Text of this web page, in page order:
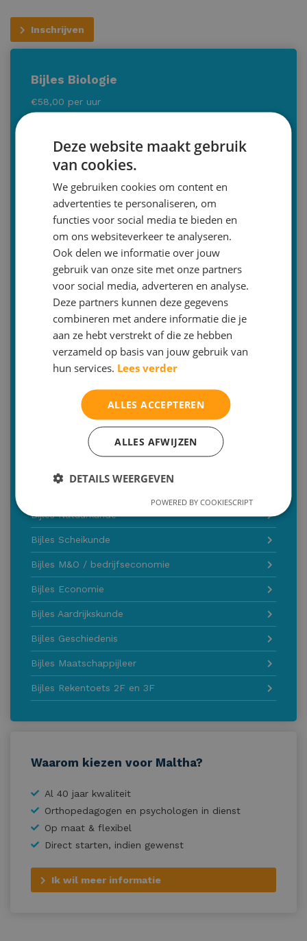
Inschrijven
Bijles Biologie
€58,00 per uur
Minimale afname: 4 lessen
Bilthoven | Zeist | Utrecht | Online | aan huis
(tarief op aanvraag)
030-2293579 (optie 2)
info@malthastudiecoaching.nl
Inschrijven
Of bent u op zoek naar een andere bijles
Bijles Nederlands
Bijles Engels
Bijles Natuurkunde
Bijles Scheikunde
Bijles M&O / bedrijfseconomie
Bijles Economie
Bijles Aardrijkskunde
Bijles Geschiedenis
Bijles Maatschappijleer
Bijles Rekentoets 2F en 3F
Waarom kiezen voor Maltha?
Al 40 jaar kwaliteit
Orthopedagogen en psychologen in dienst
Op maat & flexibel
Direct starten, indien gewenst
Ik wil meer informatie
Deze website maakt gebruik
van cookies.
We gebruiken cookies om content en
advertenties te personaliseren, om
functies voor social media te bieden en
om ons websiteverkeer te analyseren.
Ook delen we informatie over jouw
gebruik van onze site met onze partners
voor social media, adverteren en analyse.
Deze partners kunnen deze gegevens
combineren met andere informatie die je
aan ze hebt verstrekt of die ze hebben
verzameld op basis van jouw gebruik van
hun services. Lees verder
ALLES ACCEPTEREN
ALLES AFWIJZEN
DETAILS WEERGEVEN
POWERED BY COOKIESCRIPT